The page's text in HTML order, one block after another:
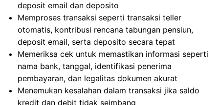
deposit email dan deposito
Memproses transaksi seperti transaksi teller
otomatis, kontribusi rencana tabungan pensiun,
deposit email, serta deposito secara tepat
Memeriksa cek untuk memastikan informasi seperti
nama bank, tanggal, identifikasi penerima
pembayaran, dan legalitas dokumen akurat
Menemukan kesalahan dalam transaksi jika saldo
kredit dan debit tidak seimbang